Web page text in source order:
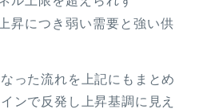
昇につき弱い需要と強い供
った流れを上記にもまとめ
ンで反発し上昇基調に見え